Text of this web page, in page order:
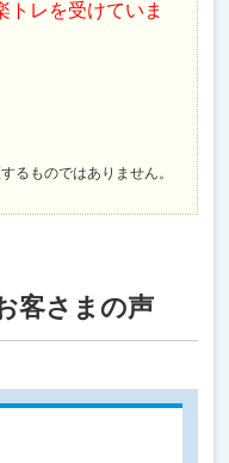
トレを受けていま
るものではありません。
客さまの声